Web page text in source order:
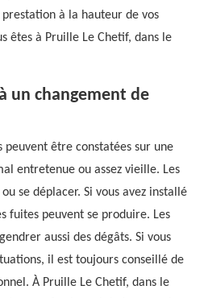
à la hauteur de vos
êtes à Pruille Le Chetif, dans le
un changement de
peuvent être constatées sur une
entretenue ou assez vieille. Les
se déplacer. Si vous avez installé
fuites peuvent se produire. Les
aussi des dégâts. Si vous
il est toujours conseillé de
À Pruille Le Chetif, dans le